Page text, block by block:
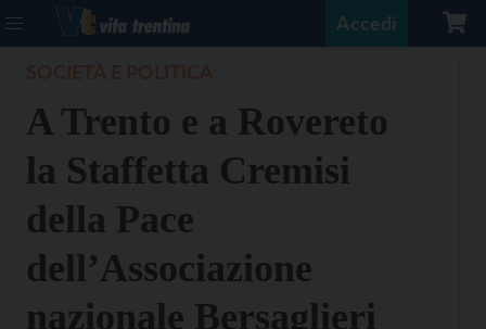
Accedi
A Trento e a Rovereto
la Staffetta Cremisi
della Pace
dell’Associazione
nazionale Bersaglieri